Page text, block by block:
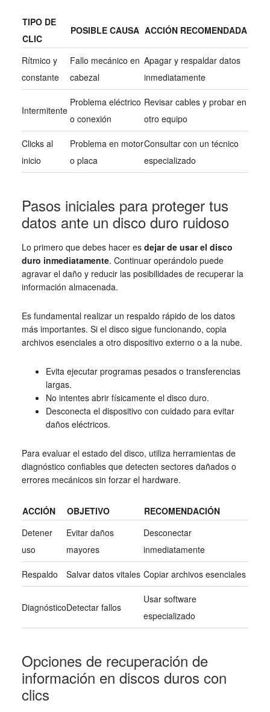
TIPO DE
CLIC
POSIBLE CAUSA ACCIÓN RECOMENDADA
Rítmico y
constante
Fallo mecánico en
cabezal
Apagar y respaldar datos
inmediatamente
Intermitente
Problema eléctrico
o conexión
Revisar cables y probar en
otro equipo
Clicks al
inicio
Problema en motor
o placa
Consultar con un técnico
especializado
Pasos iniciales para proteger tus
datos ante un disco duro ruidoso
Lo primero que debes hacer es dejar de usar el disco
duro inmediatamente. Continuar operándolo puede
agravar el daño y reducir las posibilidades de recuperar la
información almacenada.
Es fundamental realizar un respaldo rápido de los datos
más importantes. Si el disco sigue funcionando, copia
archivos esenciales a otro dispositivo externo o a la nube.
Evita ejecutar programas pesados o transferencias
largas.
No intentes abrir físicamente el disco duro.
Desconecta el dispositivo con cuidado para evitar
daños eléctricos.
Para evaluar el estado del disco, utiliza herramientas de
diagnóstico confiables que detecten sectores dañados o
errores mecánicos sin forzar el hardware.
ACCIÓN OBJETIVO
RECOMENDACIÓN
Detener
uso
Evitar daños
mayores
Desconectar
inmediatamente
Respaldo Salvar datos vitales Copiar archivos esenciales
DiagnósticoDetectar fallos
Usar software
especializado
Opciones de recuperación de
información en discos duros con
clics